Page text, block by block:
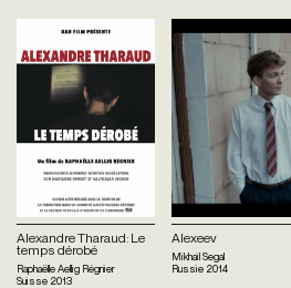
Alexandre Tharaud: Le
temps dérobé
Raphaëlle Aellig Régnier
Suisse 2013
Alexeev
Mikhail Segal
Russie 2014